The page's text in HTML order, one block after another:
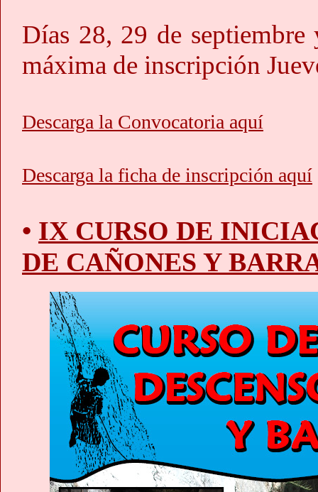
Días 28, 29 de
máxima de inscripción
Descarga la Convocatoria aquí
Descarga la ficha de inscripción aquí
• IX CURSO DE
DE CAÑONES Y